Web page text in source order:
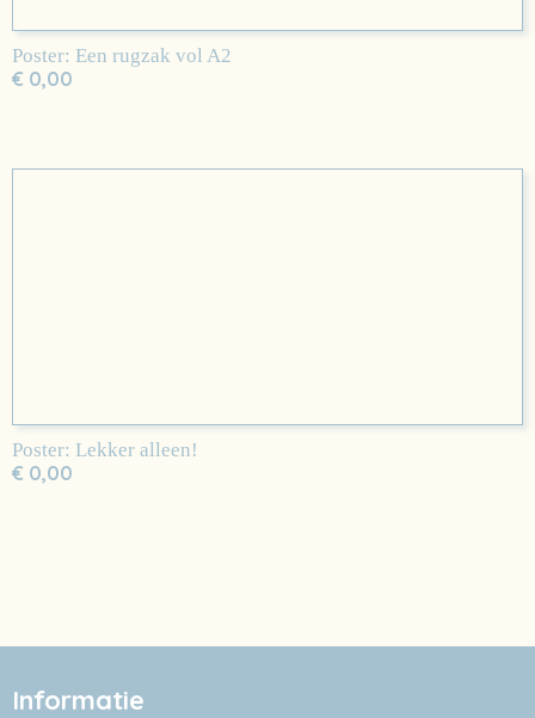
Poster: Een rugzak vol A2
€ 0,00
Poster: Lekker alleen!
€ 0,00
Informatie